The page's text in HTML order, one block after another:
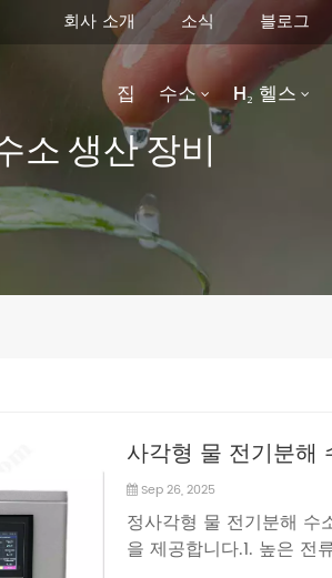
회사 소개 소식 블로그
집 수소 H₂ 헬스
수소 생산 장비
사각형 물 전기분해
Sep 26, 2025
정사각형 물 전기분해 수
을 제공합니다.1. 높은 전